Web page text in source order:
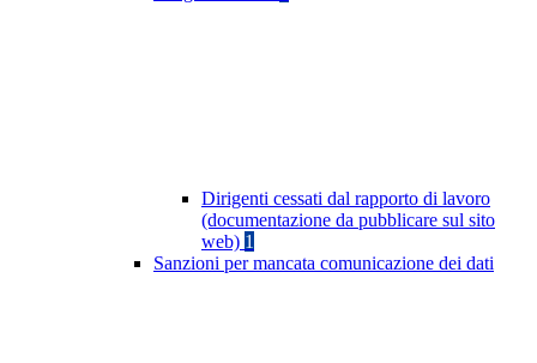
Dirigenti cessati dal rapporto di lavoro
(documentazione da pubblicare sul sito
web) 1
Sanzioni per mancata comunicazione dei dati